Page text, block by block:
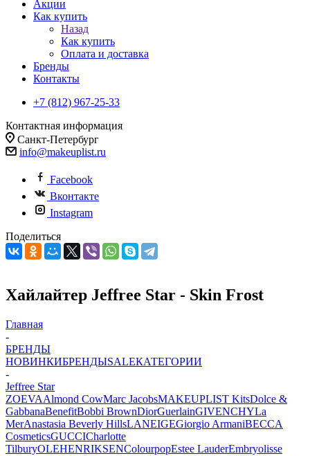
Акции
Как купить
Назад
Как купить
Оплата и доставка
Бренды
Контакты
+7 (812) 967-25-33
Контактная информация
Санкт-Петербург
info@makeuplist.ru
Facebook
Вконтакте
Instagram
Поделиться
Хайлайтер Jeffree Star - Skin Frost
Главная
-
БРЕНДЫ
НОВИНКИБРЕНДЫSALEКАТЕГОРИИ
-
Jeffree Star
ZOEVAAlmond CowMarc JacobsMAKEUPLIST KitsDolce &
GabbanaBenefitBobbi BrownDiorGuerlainGIVENCHYLa
MerAnastasia Beverly HillsLANEIGEGiorgio ArmaniBECCA
CosmeticsGUCCICharlotte
TilburyOLEHENRIKSENColourpopEstee LauderEmbryolisse